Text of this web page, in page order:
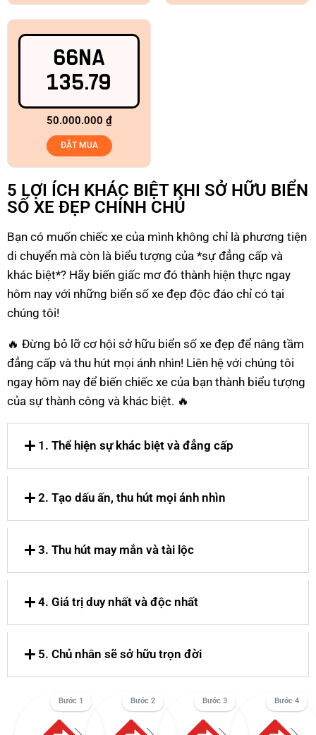
66NA
135.79
50.000.000 ₫
ĐẶT MUA
5 LỢI ÍCH KHÁC BIỆT KHI SỞ HỮU BIỂN
SỐ XE ĐẸP CHÍNH CHỦ
Bạn có muốn chiếc xe của mình không chỉ là phương tiện
di chuyển mà còn là biểu tượng của *sự đẳng cấp và
khác biệt*? Hãy biến giấc mơ đó thành hiện thực ngay
hôm nay với những biển số xe đẹp độc đáo chỉ có tại
chúng tôi!
🔥 Đừng bỏ lỡ cơ hội sở hữu biển số xe đẹp để nâng tầm
đẳng cấp và thu hút mọi ánh nhìn! Liên hệ với chúng tôi
ngay hôm nay để biến chiếc xe của bạn thành biểu tượng
của sự thành công và khác biệt. 🔥
1. Thể hiện sự khác biệt và đẳng cấp
2. Tạo dấu ấn, thu hút mọi ánh nhìn
3. Thu hút may mắn và tài lộc
4. Giá trị duy nhất và độc nhất
5. Chủ nhân sẽ sở hữu trọn đời
Bước 1 Bước 2 Bước 3 Bước 4